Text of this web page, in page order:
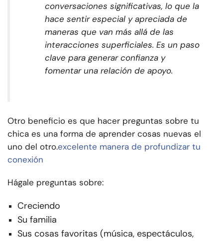
conversaciones significativas, lo que la
hace sentir especial y apreciada de
maneras que van más allá de las
interacciones superficiales. Es un paso
clave para generar confianza y
fomentar una relación de apoyo.
Otro beneficio es que hacer preguntas sobre tu
chica es una forma de aprender cosas nuevas el
uno del otro.excelente manera de profundizar tu
conexión
Hágale preguntas sobre:
Creciendo
Su familia
Sus cosas favoritas (música, espectáculos,